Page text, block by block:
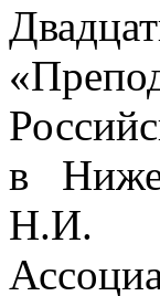
в
Н.И.